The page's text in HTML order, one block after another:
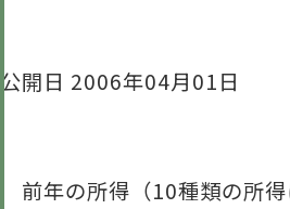
公開日 2006年04月01日
前年の所得（10種類の所得